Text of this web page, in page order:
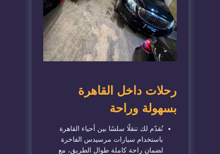
رحلات داخل القاهرة
بسهولة وراحة
نُقدّم لك تنقلًا سلسًا بين أحياء القاهرة
باستخدام سيارات مرسيدس الفاخرة
لضمان راحة كاملة طوال الطريق، مع